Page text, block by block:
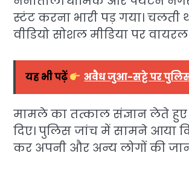
स्टंट करना भारी पड़ गया।
वीडियो सोशल मीडिया पर
यह भी पढ़ें अवैध जुआ-सट्टे पर पुलिस
मामले का तत्काल संज्ञान लेते हुए
दिए। पुलिस जांच में सामने आया
कर अपनी और अन्य लोगों की